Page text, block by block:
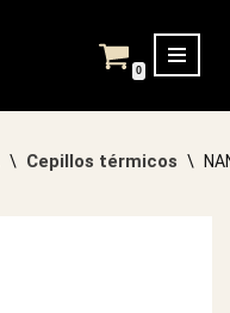
0
\ Cepillos térmicos \